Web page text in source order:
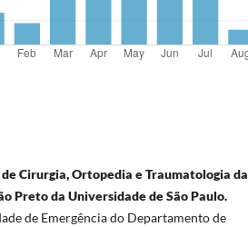
Cirurgia, Ortopedia e Traumatologia da
Preto da Universidade de São Paulo.
de Emergência do Departamento de